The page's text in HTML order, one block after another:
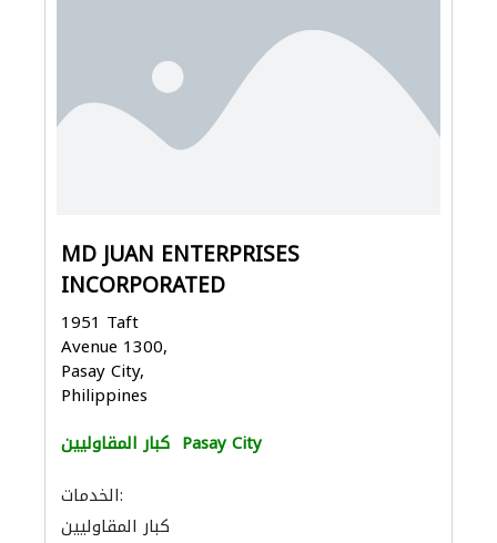
MD JUAN ENTERPRISES
INCORPORATED
1951 Taft
Avenue 1300,
Pasay City,
Philippines
كبار المقاوليين Pasay City
الخدمات:
كبار المقاوليين